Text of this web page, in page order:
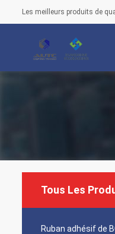
Les meilleurs produits de
Tous Les
Ruban adhésif de